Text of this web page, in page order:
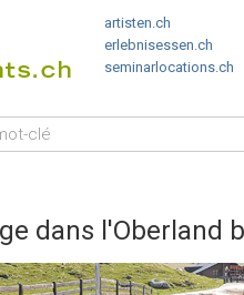
artisten.ch
erlebnisessen.ch
seminarlocations.ch
dans l'Oberland